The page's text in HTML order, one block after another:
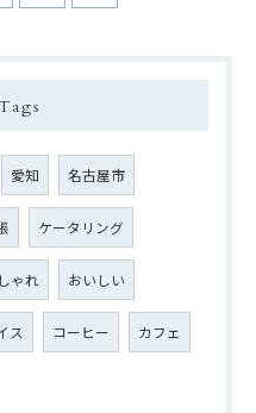
Tags
愛知 名古屋市
ケータリング
ゃれ おいしい
ス コーヒー カフェ